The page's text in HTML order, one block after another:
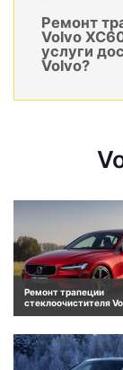
Ремонт
Volvo
услуги
Volvo?
Ремонт трапеции
стеклоочистителя